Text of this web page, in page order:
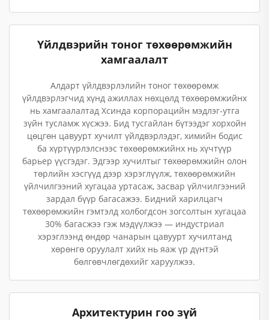
Үйлдвэрийн тоног төхөөрөмжийн
хамгаалалт
Алдарт үйлдвэрлэлийн тоног төхөөрөмж
үйлдвэрлэгчид хүнд ажиллах нөхцөлд төхөөрөмжийнх
нь хамгаалалтад Хсинда корпорацийн мэдлэг-утга
зүйн тусламж хүсжээ. Бид тусгайлан бүтээдэг хорхойн
цөцгөн цавуурт хучилт үйлдвэрлэдэг, химийн бодис
ба хүртүүрлэлснээс төхөөрөмжийнх нь хүчтүүр
барьер үүсгэдэг. Эдгээр хучилтыг төхөөрөмжийн олон
төрлийн хэсгүүд дээр хэрэглүүлж, төхөөрөмжийн
үйлчилгээний хугацаа уртасаж, засвар үйлчилгээний
зардал бүүр багасажээ. Бидний харилцагч
төхөөрөмжийн гэмтэлд холбогдсон зогсолтын хугацаа
30% багасжээ гэж мэдүүлжээ — индустриал
хэрэглээнд өндөр чанарын цавуурт хучилтанд
хөрөнгө оруулалт хийх нь яаж үр дүнтэй
бөлгөвчлөгдөхийг харуулжээ.
Архитектурин гоо зүй